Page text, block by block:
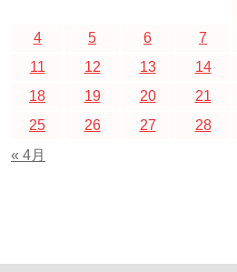
« 4月
4
5 6 7
11
12 13 14
18
19 20 21
25
26 27 28